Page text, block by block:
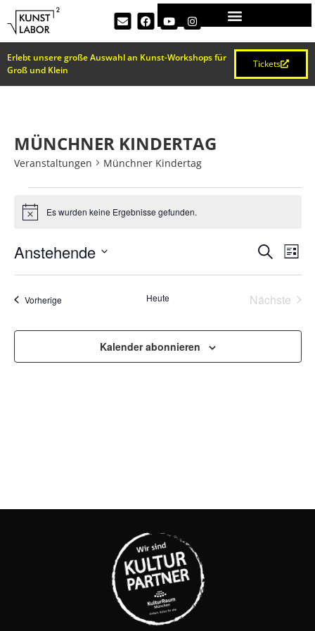
Erlebt unsere große Auswahl an Kunst-Workshops für
Groß und Klein
Tickets
MÜNCHNER KINDERTAG
Veranstaltungen Münchner Kindertag
HinweisEs wurden keine Ergebnisse gefunden.
UND
SucheListe
Anstehende
wählen.
VorherigeVeranstaltungen Heute Nächste
Kalender abonnieren